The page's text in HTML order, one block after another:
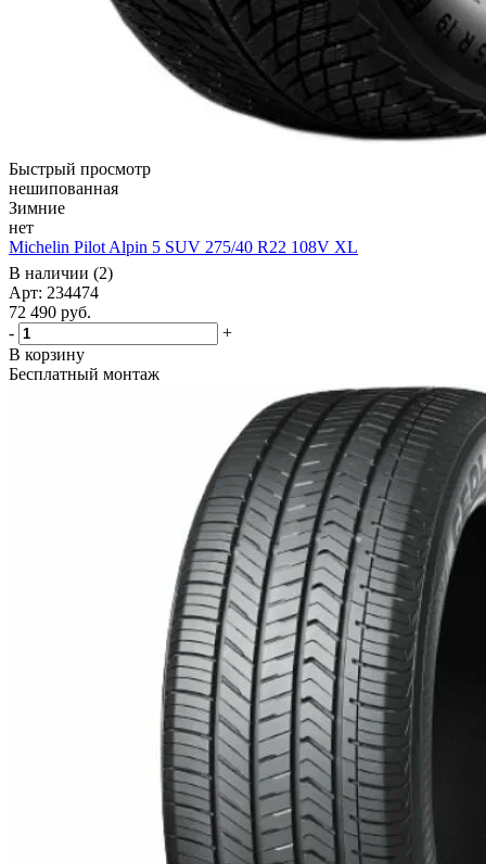
Быстрый просмотр
нешипованная
Зимние
нет
Michelin Pilot Alpin 5 SUV 275/40 R22 108V XL
В наличии (2)
Арт: 234474
72 490 руб.
-
+
В корзину
Бесплатный монтаж